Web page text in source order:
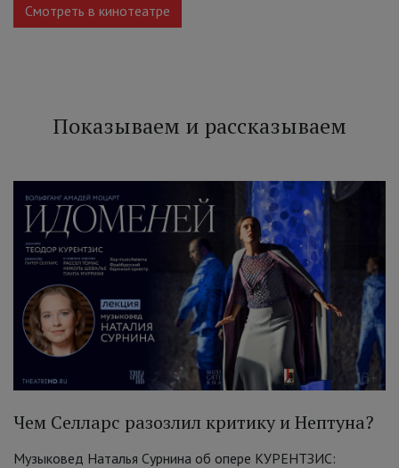
Смотреть в кинотеатре
Показываем и рассказываем
Чем Селларс разозлил критику и Нептуна?
Музыковед Наталья Сурнина об опере КУРЕНТЗИС: